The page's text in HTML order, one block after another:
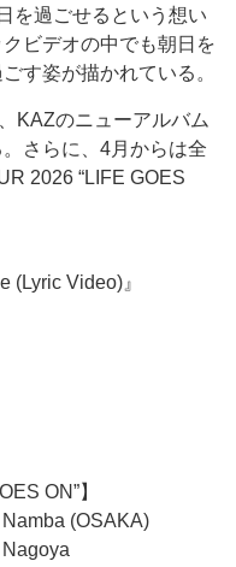
を過ごせるという想い
ビデオの中でも朝日を
す姿が描かれている。
KAZのニューアルバム
さらに、4月からは全
2026 “LIFE GOES
(Lyric Video)』
ON”】
(OSAKA)